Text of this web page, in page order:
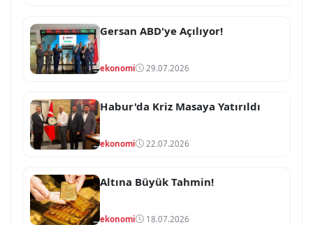
Gersan ABD'ye Açılıyor!
ekonomi 29.07.2026
Habur'da Kriz Masaya Yatırıldı
ekonomi 22.07.2026
Altına Büyük Tahmin!
ekonomi 18.07.2026